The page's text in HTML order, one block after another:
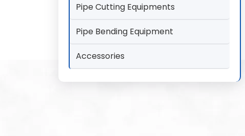
Pipe Cutting Equipments
Pipe Bending Equipment
Accessories